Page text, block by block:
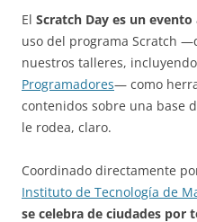
El Scratch Day es un evento
uso del programa Scratch
nuestros talleres,
Programadores— como
contenidos sobre una base
le rodea, claro.
Coordinado directamente
Instituto de Tecnología de
se celebra de ciudades por